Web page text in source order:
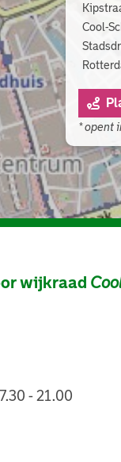
Cool-
* opent
wijkraad
- 21.00